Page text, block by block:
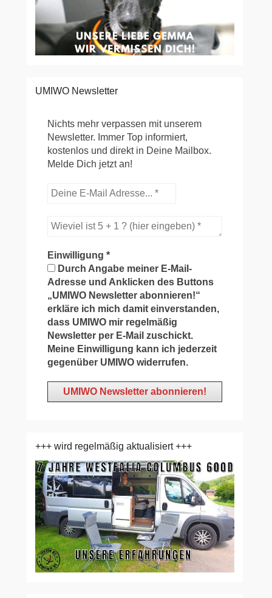
UMIWO Newsletter
Nichts mehr verpassen mit unserem
Newsletter. Immer Top informiert,
kostenlos und direkt in Deine Mailbox.
Melde Dich jetzt an!
Einwilligung*
Durch Angabe meiner E-Mail-
Adresse und Anklicken des Buttons
„UMIWO Newsletter abonnieren!“
erkläre ich mich damit einverstanden,
dass UMIWO mir regelmäßig
Newsletter per E-Mail zuschickt.
Meine Einwilligung kann ich jederzeit
gegenüber UMIWO widerrufen.
+++ wird regelmäßig aktualisiert +++